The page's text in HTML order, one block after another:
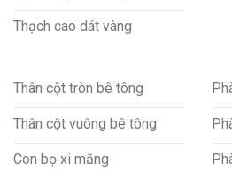
Thạch cao dát vàng
Thân cột tròn bê tông
Thân cột vuông bê tông
Con bọ xi măng